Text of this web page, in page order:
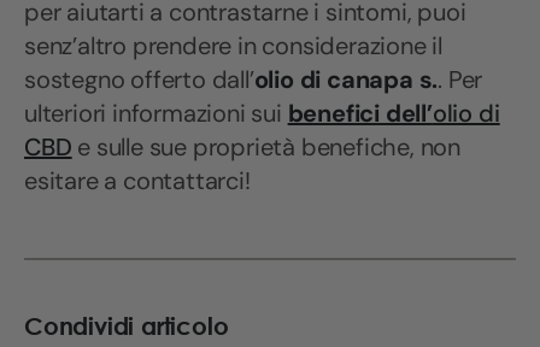
per aiutarti a contrastarne i sintomi, puoi
senz’altro prendere in considerazione il
sostegno offerto dall’olio di canapa s.. Per
ulteriori informazioni sui benefici dell’olio di
CBD e sulle sue proprietà benefiche, non
esitare a contattarci!
Condividi articolo